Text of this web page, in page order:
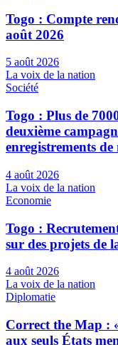
Togo : Compte
août 2026
5 août 2026
La voix de la nation
Société
Togo : Plus de
deuxième
enregistrements de
4 août 2026
La voix de la nation
Economie
Togo :
sur des projets de
4 août 2026
La voix de la nation
Diplomatie
Correct the Map :
aux seuls États